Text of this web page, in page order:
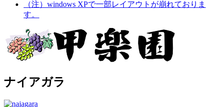
（注）windows XPで一部レイアウトが崩れておりま
す。
ナイアガラ